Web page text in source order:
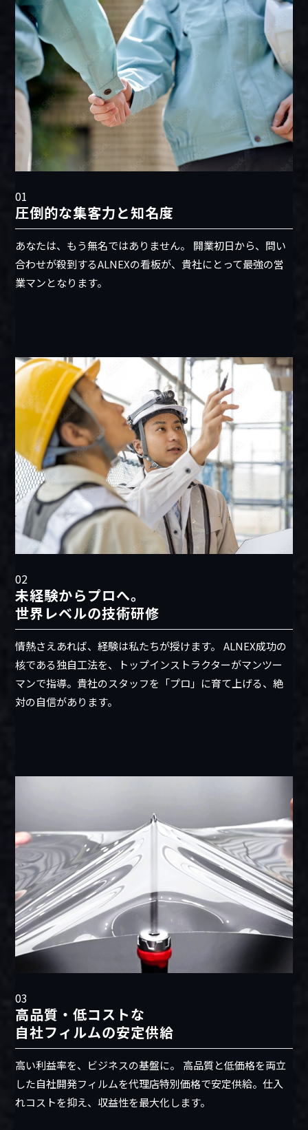
01
圧倒的な集客力と知名度
あなたは、もう無名ではありません。 開業初日から、問い
合わせが殺到するALNEXの看板が、貴社にとって最強の営
業マンとなります。
02
未経験からプロへ。
世界レベルの技術研修
情熱さえあれば、経験は私たちが授けます。 ALNEX成功の
核である独自工法を、トップインストラクターがマンツー
マンで指導。貴社のスタッフを「プロ」に育て上げる、絶
対の自信があります。
03
高品質・低コストな
自社フィルムの安定供給
高い利益率を、ビジネスの基盤に。 高品質と低価格を両立
した自社開発フィルムを代理店特別価格で安定供給。仕入
れコストを抑え、収益性を最大化します。